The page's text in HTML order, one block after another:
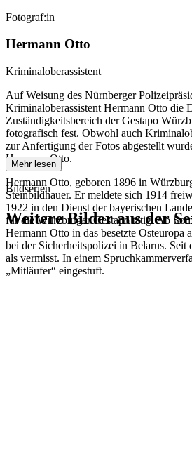
Fotograf:in
Hermann Otto
Kriminaloberassistent
Auf Weisung des Nürnberger
Kriminaloberassistent Hermann Otto die
Zuständigkeitsbereich der Gestapo
fotografisch fest. Obwohl auch
zur Anfertigung der Fotos abgestellt
Hermann Otto.
Hermann Otto, geboren 1896 in
Steinbildhauer. Er meldete sich 1914
1922 in den Dienst der bayerischen
für die Würzburger Gestapo tätig. Ab
Hermann Otto in das besetzte Osteuropa
bei der Sicherheitspolizei in Belarus. Seit
als vermisst. In einem
„Mitläufer“ eingestuft.
Mehr lesen
Bildserien
Weitere Bilder aus der
1941 Würzburg
1941 Würzburg
1941 Würzburg